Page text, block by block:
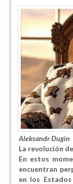
Aleksandr Dugin
La revolución
En estos
encuentran
en los